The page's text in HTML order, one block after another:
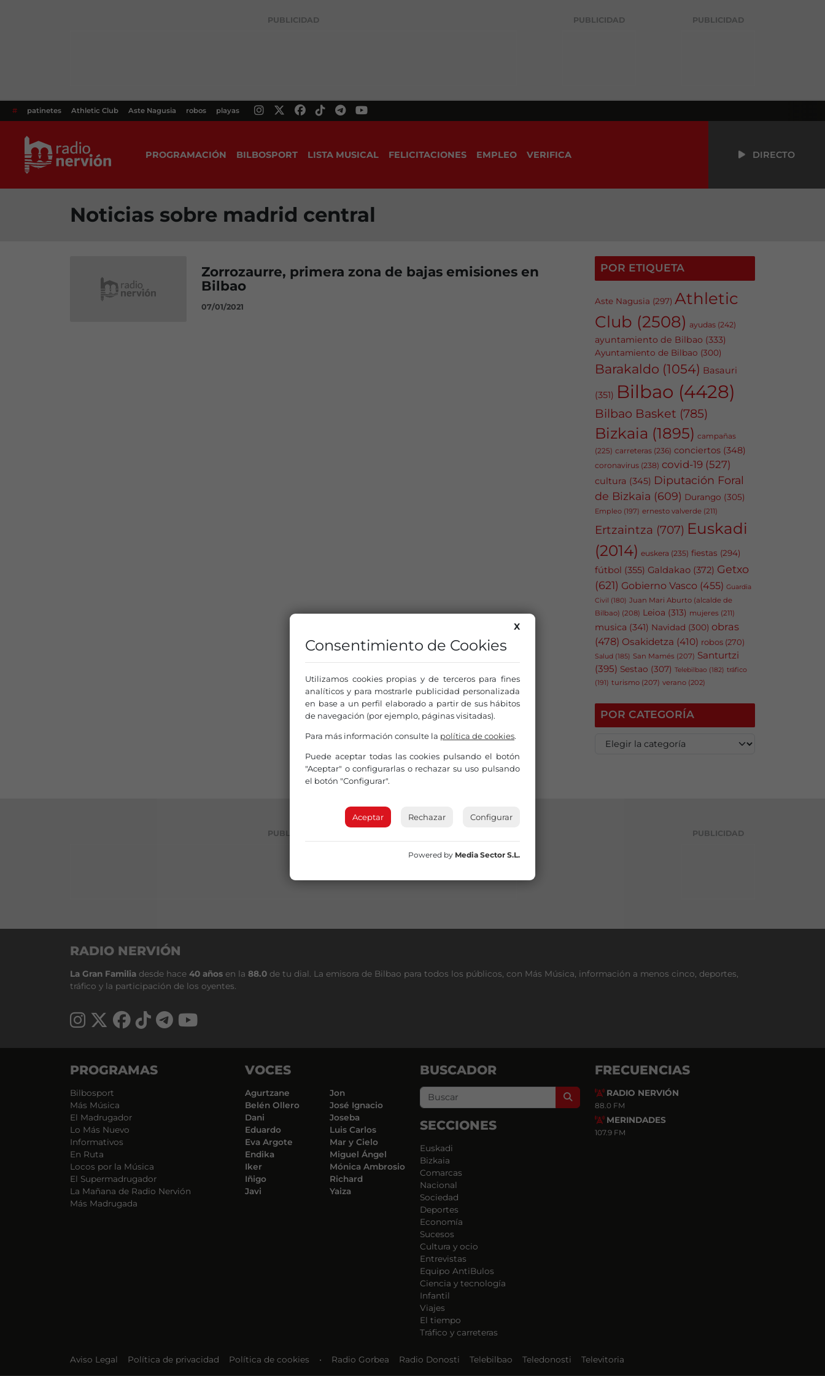
PUBLICIDAD PUBLICIDAD PUBLICIDAD
# patinetes Athletic Club Aste Nagusia robos playas
PROGRAMACIÓN BILBOSPORT LISTA MUSICAL FELICITACIONES EMPLEO VERIFICA DIRECTO
Noticias sobre madrid central
Zorrozaurre, primera zona de bajas emisiones en
Bilbao
07/01/2021
POR ETIQUETA
Aste Nagusia (297) Athletic
Club (2508) ayudas (242)
ayuntamiento de Bilbao (333)
Ayuntamiento de Bilbao (300)
Barakaldo (1054) Basauri
(351) Bilbao (4428)
Bilbao Basket (785)
Bizkaia (1895) campañas
(225) carreteras (236) conciertos (348)
coronavirus (238) covid-19 (527)
cultura (345) Diputación Foral
de Bizkaia (609) Durango (305)
Empleo (197) ernesto valverde (211)
Ertzaintza (707) Euskadi
(2014) euskera (235) fiestas (294)
fútbol (355) Galdakao (372) Getxo
(621) Gobierno Vasco (455) Guardia
Civil (180) Juan Mari Aburto (alcalde de
Bilbao) (208) Leioa (313) mujeres (211)
musica (341) Navidad (300) obras
(478) Osakidetza (410) robos (270)
Salud (185) San Mamés (207) Santurtzi
(395) Sestao (307) Telebilbao (182) tráfico
(191) turismo (207) verano (202)
POR CATEGORÍA
PUBLICIDAD PUBLICIDAD
RADIO NERVIÓN
La Gran Familia desde hace 40 años en la 88.0 de tu dial. La emisora de Bilbao para todos los públicos, con Más Música, información a menos cinco, deportes,
tráfico y la participación de los oyentes.
PROGRAMAS
Bilbosport
Más Música
El Madrugador
Lo Más Nuevo
Informativos
En Ruta
Locos por la Música
El Supermadrugador
La Mañana de Radio Nervión
Más Madrugada
VOCES
Agurtzane
Belén Ollero
Dani
Eduardo
Eva Argote
Endika
Iker
Iñigo
Javi
Jon
José Ignacio
Joseba
Luis Carlos
Mar y Cielo
Miguel Ángel
Mónica Ambrosio
Richard
Yaiza
BUSCADOR
Search
SECCIONES
Euskadi
Bizkaia
Comarcas
Nacional
Sociedad
Deportes
Economía
Sucesos
Cultura y ocio
Entrevistas
Equipo AntiBulos
Ciencia y tecnología
Infantil
Viajes
El tiempo
Tráfico y carreteras
FRECUENCIAS
RADIO NERVIÓN
88.0 FM
MERINDADES
107.9 FM
Aviso Legal Política de privacidad Política de cookies • Radio Gorbea Radio Donosti Telebilbao Teledonosti Televitoria
X
Consentimiento de Cookies
Utilizamos cookies propias y de terceros para fines
analíticos y para mostrarle publicidad personalizada
en base a un perfil elaborado a partir de sus hábitos
de navegación (por ejemplo, páginas visitadas).
Para más información consulte la política de cookies.
Puede aceptar todas las cookies pulsando el botón
"Aceptar" o configurarlas o rechazar su uso pulsando
el botón "Configurar".
Aceptar Rechazar Configurar
Powered by Media Sector S.L.